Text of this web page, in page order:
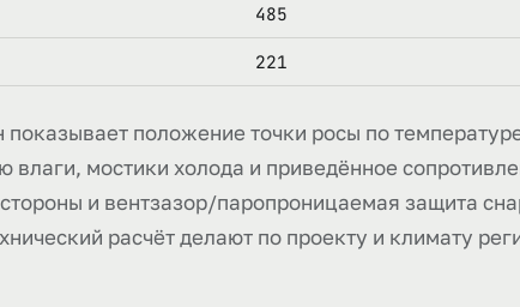
485
221
положение точки росы по
мостики холода и приведённое
и вентзазор/паропроницаемая защита
расчёт делают по проекту и климату